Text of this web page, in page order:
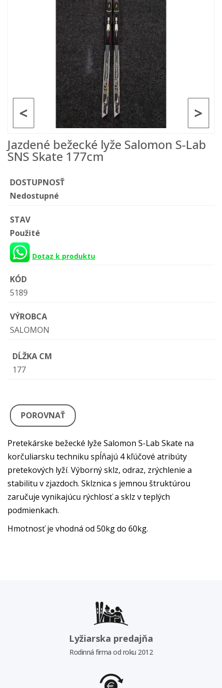
>
<
Jazdené bežecké lyže Salomon S-Lab
SNS Skate 177cm
DOSTUPNOSŤ
Nedostupné
STAV
Použité
Dotaz k produktu
KÓD
5189
VÝROBCA
SALOMON
DĹŽKA CM
177
POROVNAŤ
Pretekárske bežecké lyže Salomon S-Lab Skate na
korčuliarsku techniku spĺňajú 4 kľúčové atribúty
pretekových lyží. Výborný sklz, odraz, zrýchlenie a
stabilitu v zjazdoch. Sklznica s jemnou štruktúrou
zaručuje vynikajúcu rýchlosť a sklz v teplých
podmienkach.
Hmotnosť je vhodná od 50kg do 60kg.
Lyžiarska predajňa
Rodinná firma od roku 2012